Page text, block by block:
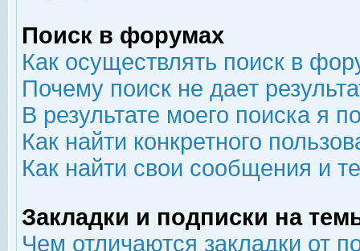
Поиск в форумах
Как осуществлять поиск в
Почему поиск не дает
В результате моего поиска я
Как найти конкретного
Как найти свои сообщения и
Закладки и подписки на
Чем отличаются закладки от